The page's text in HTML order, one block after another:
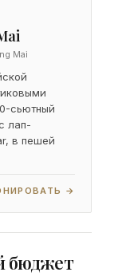
Mai
сьютный
лап-
в пешей
→
бюджет